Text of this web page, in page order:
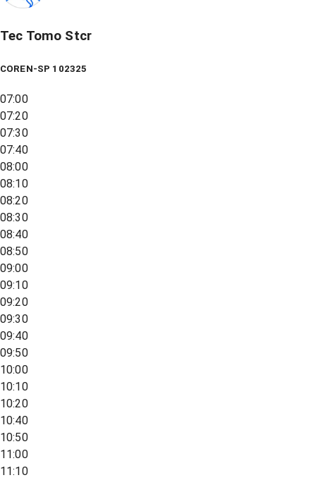
Tec Tomo Stcr
COREN-SP 102325
07:00
07:20
07:30
07:40
08:00
08:10
08:20
08:30
08:40
08:50
09:00
09:10
09:20
09:30
09:40
09:50
10:00
10:10
10:20
10:40
10:50
11:00
11:10